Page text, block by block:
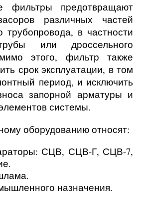
фильтры предотвращают
различных частей
трубопровода, в частности
или дроссельного
этого, фильтр также
срок эксплуатации, в том
период, и исключить
запорной арматуры и
системы.
оборудованию относят:
СЦВ, СЦВ-Г, СЦВ-7,
назначения.